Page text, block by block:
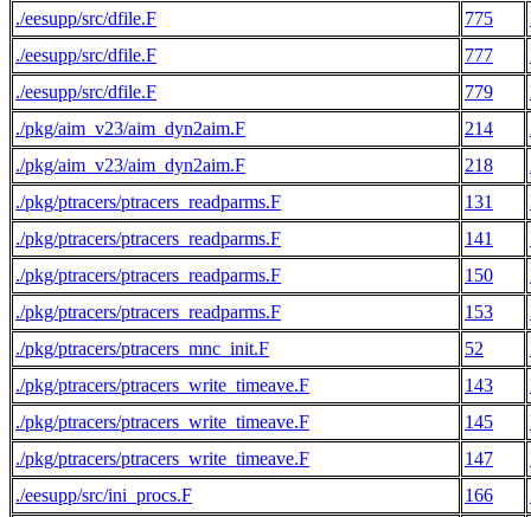
./eesupp/src/dfile.F 775
./eesupp/src/dfile.F
777
./eesupp/src/dfile.F
779
./pkg/aim_v23/aim_dyn2aim.F
214
./pkg/aim_v23/aim_dyn2aim.F
218
./pkg/ptracers/ptracers_readparms.F
131
./pkg/ptracers/ptracers_readparms.F
141
./pkg/ptracers/ptracers_readparms.F
150
./pkg/ptracers/ptracers_readparms.F
153
./pkg/ptracers/ptracers_mnc_init.F
52
./pkg/ptracers/ptracers_write_timeave.F
143
./pkg/ptracers/ptracers_write_timeave.F
145
./pkg/ptracers/ptracers_write_timeave.F
147
./eesupp/src/ini_procs.F
166